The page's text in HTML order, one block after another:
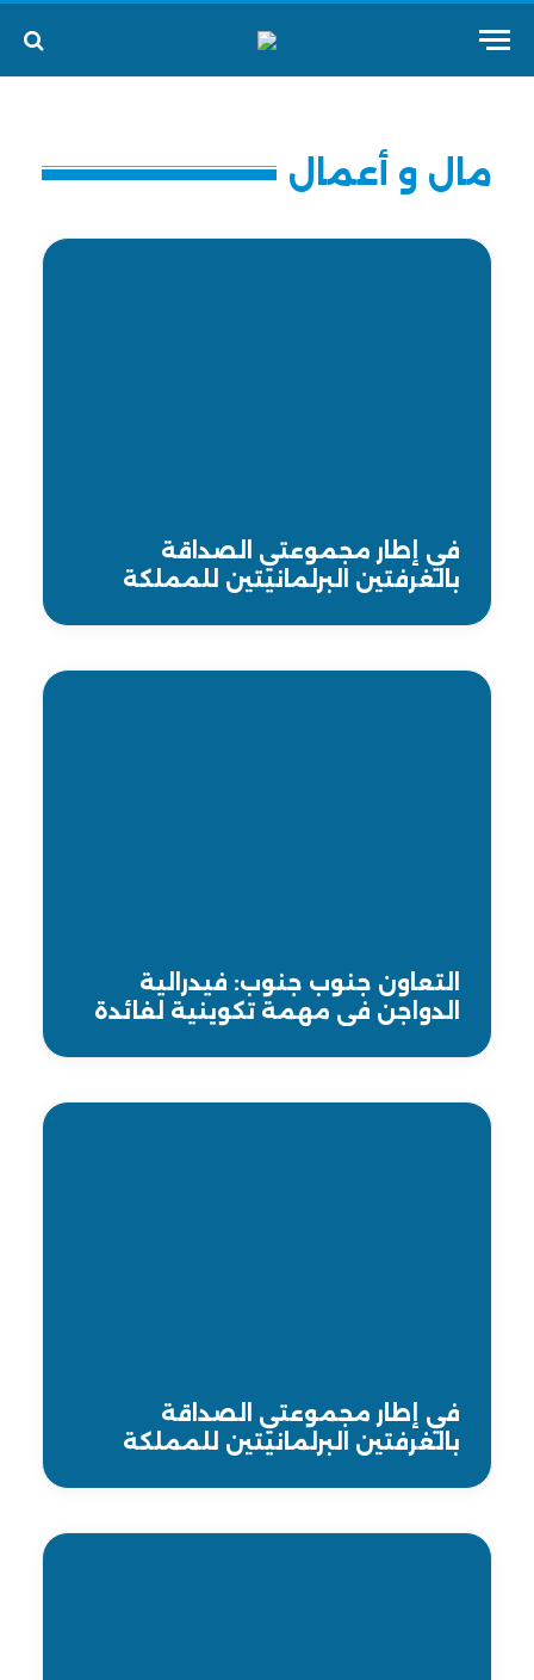
مال و أعمال
في إطار مجموعتي الصداقة
بالغرفتين البرلمانيتين للمملكة
بزيارة لمجلس الشيوخ الفرنسي
التعاون جنوب جنوب: فيدرالية
الدواجن في مهمة تكوينية لفائدة
في إطار مجموعتي الصداقة
بالغرفتين البرلمانيتين للمملكة
بزيارة لمجلس الشيوخ الفرنسي